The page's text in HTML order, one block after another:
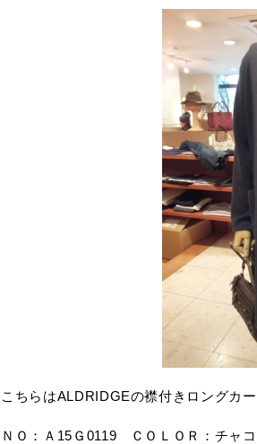
こちらはALDRIDGEの襟付きロングカー
ＮＯ：Ａ15Ｇ0119 ＣＯＬＯＲ：チャ